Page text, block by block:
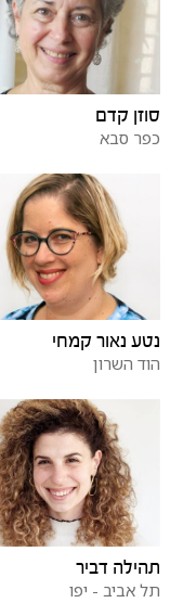
סוזן קדם
כפר סבא
נטע נאור קמחי
הוד השרון
תהילה דביר
תל אביב - יפו